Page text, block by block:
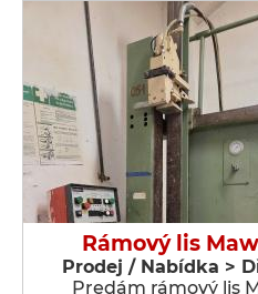
Rámový lis
Prodej / Nabídka >
Predám rámový lis